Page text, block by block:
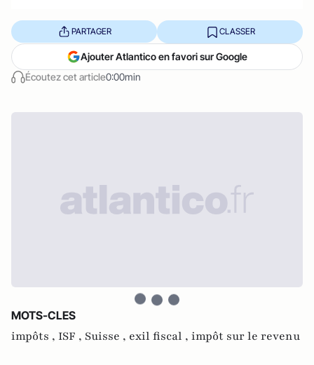
Écoutez cet article0:00min
PARTAGER CLASSER
Ajouter Atlantico en favori sur Google
MOTS-CLES
impôts , ISF , Suisse , exil fiscal , impôt sur le revenu